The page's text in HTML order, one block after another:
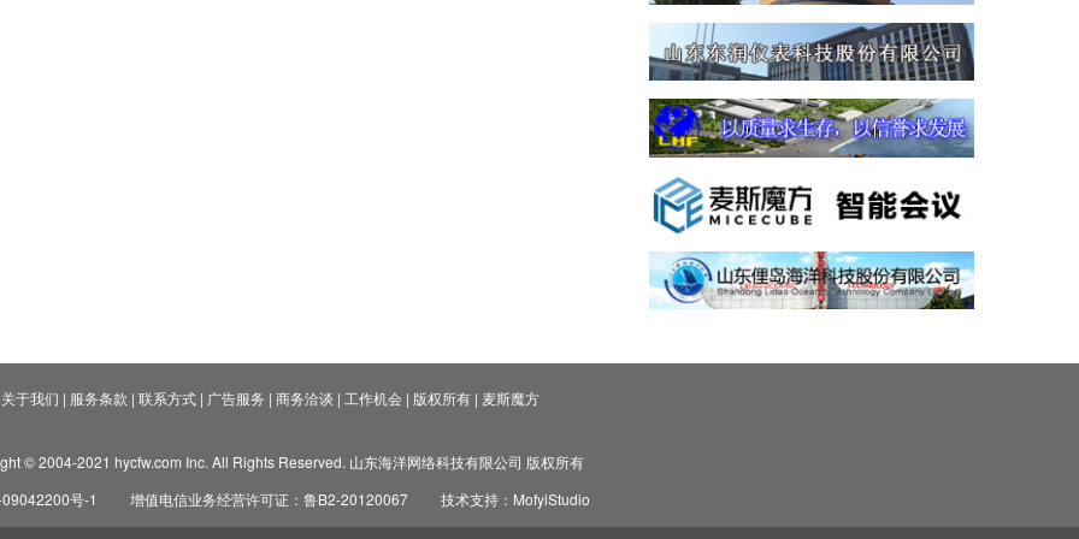
关于我们 | 服务条款 | 联系方式| 广告服务 | 商务洽谈 | 工作机会| 版权所有| 麦斯魔方
© 2004-2021 hycfw.com Inc. All Rights Reserved. 山东海洋网络科技有限公司 版权所有
号-1
增值电信业务经营许可证：鲁B2-20120067 技术支持：MofyiStudio